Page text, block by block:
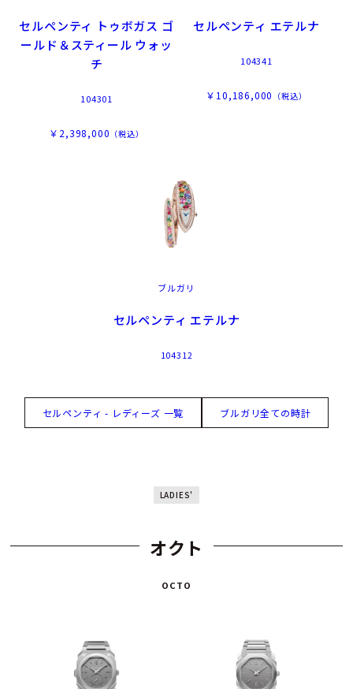
セルペンティ トゥボガス ゴ
ールド＆スティール ウォッ
チ
104301
￥2,398,000 （税込）
セルペンティ エテルナ
104341
￥10,186,000 （税込）
ブルガリ
セルペンティ エテルナ
104312
セルペンティ - レディーズ 一覧 ブルガリ全ての時計
LADIES'
オクト
OCTO